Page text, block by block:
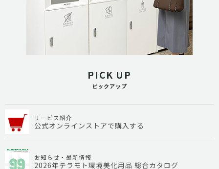
PICK UP
ピックアップ
サービス紹介
公式オンラインストアで購入する
お知らせ・最新情報
2026年テラモト環境美化用品 総合カタログ